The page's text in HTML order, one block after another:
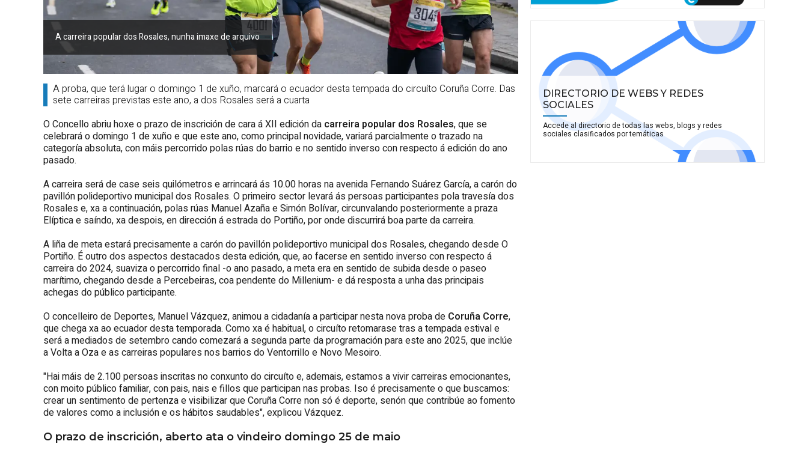
A carreira popular dos Rosales, nunha imaxe de arquivo
A proba, que terá lugar o domingo 1 de xuño, marcará o ecuador desta tempada do circuíto Coruña Corre. Das
sete carreiras previstas este ano, a dos Rosales será a cuarta
O Concello abriu hoxe o prazo de inscrición de cara á XII edición da carreira popular dos Rosales, que se
celebrará o domingo 1 de xuño e que este ano, como principal novidade, variará parcialmente o trazado na
categoría absoluta, con máis percorrido polas rúas do barrio e no sentido inverso con respecto á edición do ano
pasado.
A carreira será de case seis quilómetros e arrincará ás 10.00 horas na avenida Fernando Suárez García, a carón do
pavillón polideportivo municipal dos Rosales. O primeiro sector levará ás persoas participantes pola travesía dos
Rosales e, xa a continuación, polas rúas Manuel Azaña e Simón Bolívar, circunvalando posteriormente a praza
Elíptica e saíndo, xa despois, en dirección á estrada do Portiño, por onde discurrirá boa parte da carreira.
A liña de meta estará precisamente a carón do pavillón polideportivo municipal dos Rosales, chegando desde O
Portiño. É outro dos aspectos destacados desta edición, que, ao facerse en sentido inverso con respecto á
carreira do 2024, suaviza o percorrido final -o ano pasado, a meta era en sentido de subida desde o paseo
marítimo, chegando desde a Percebeiras, coa pendente do Millenium- e dá resposta a unha das principais
achegas do público participante.
O concelleiro de Deportes, Manuel Vázquez, animou a cidadanía a participar nesta nova proba de Coruña Corre,
que chega xa ao ecuador desta temporada. Como xa é habitual, o circuíto retomarase tras a tempada estival e
será a mediados de setembro cando comezará a segunda parte da programación para este ano 2025, que inclúe
a Volta a Oza e as carreiras populares nos barrios do Ventorrillo e Novo Mesoiro.
"Hai máis de 2.100 persoas inscritas no conxunto do circuíto e, ademais, estamos a vivir carreiras emocionantes,
con moito público familiar, con pais, nais e fillos que participan nas probas. Iso é precisamente o que buscamos:
crear un sentimento de pertenza e visibilizar que Coruña Corre non só é deporte, senón que contribúe ao fomento
de valores como a inclusión e os hábitos saudables", explicou Vázquez.
O prazo de inscrición, aberto ata o vindeiro domingo 25 de maio
DIRECTORIO DE WEBS Y REDES
SOCIALES
Accede al directorio de todas las webs, blogs y redes
sociales clasificados por temáticas